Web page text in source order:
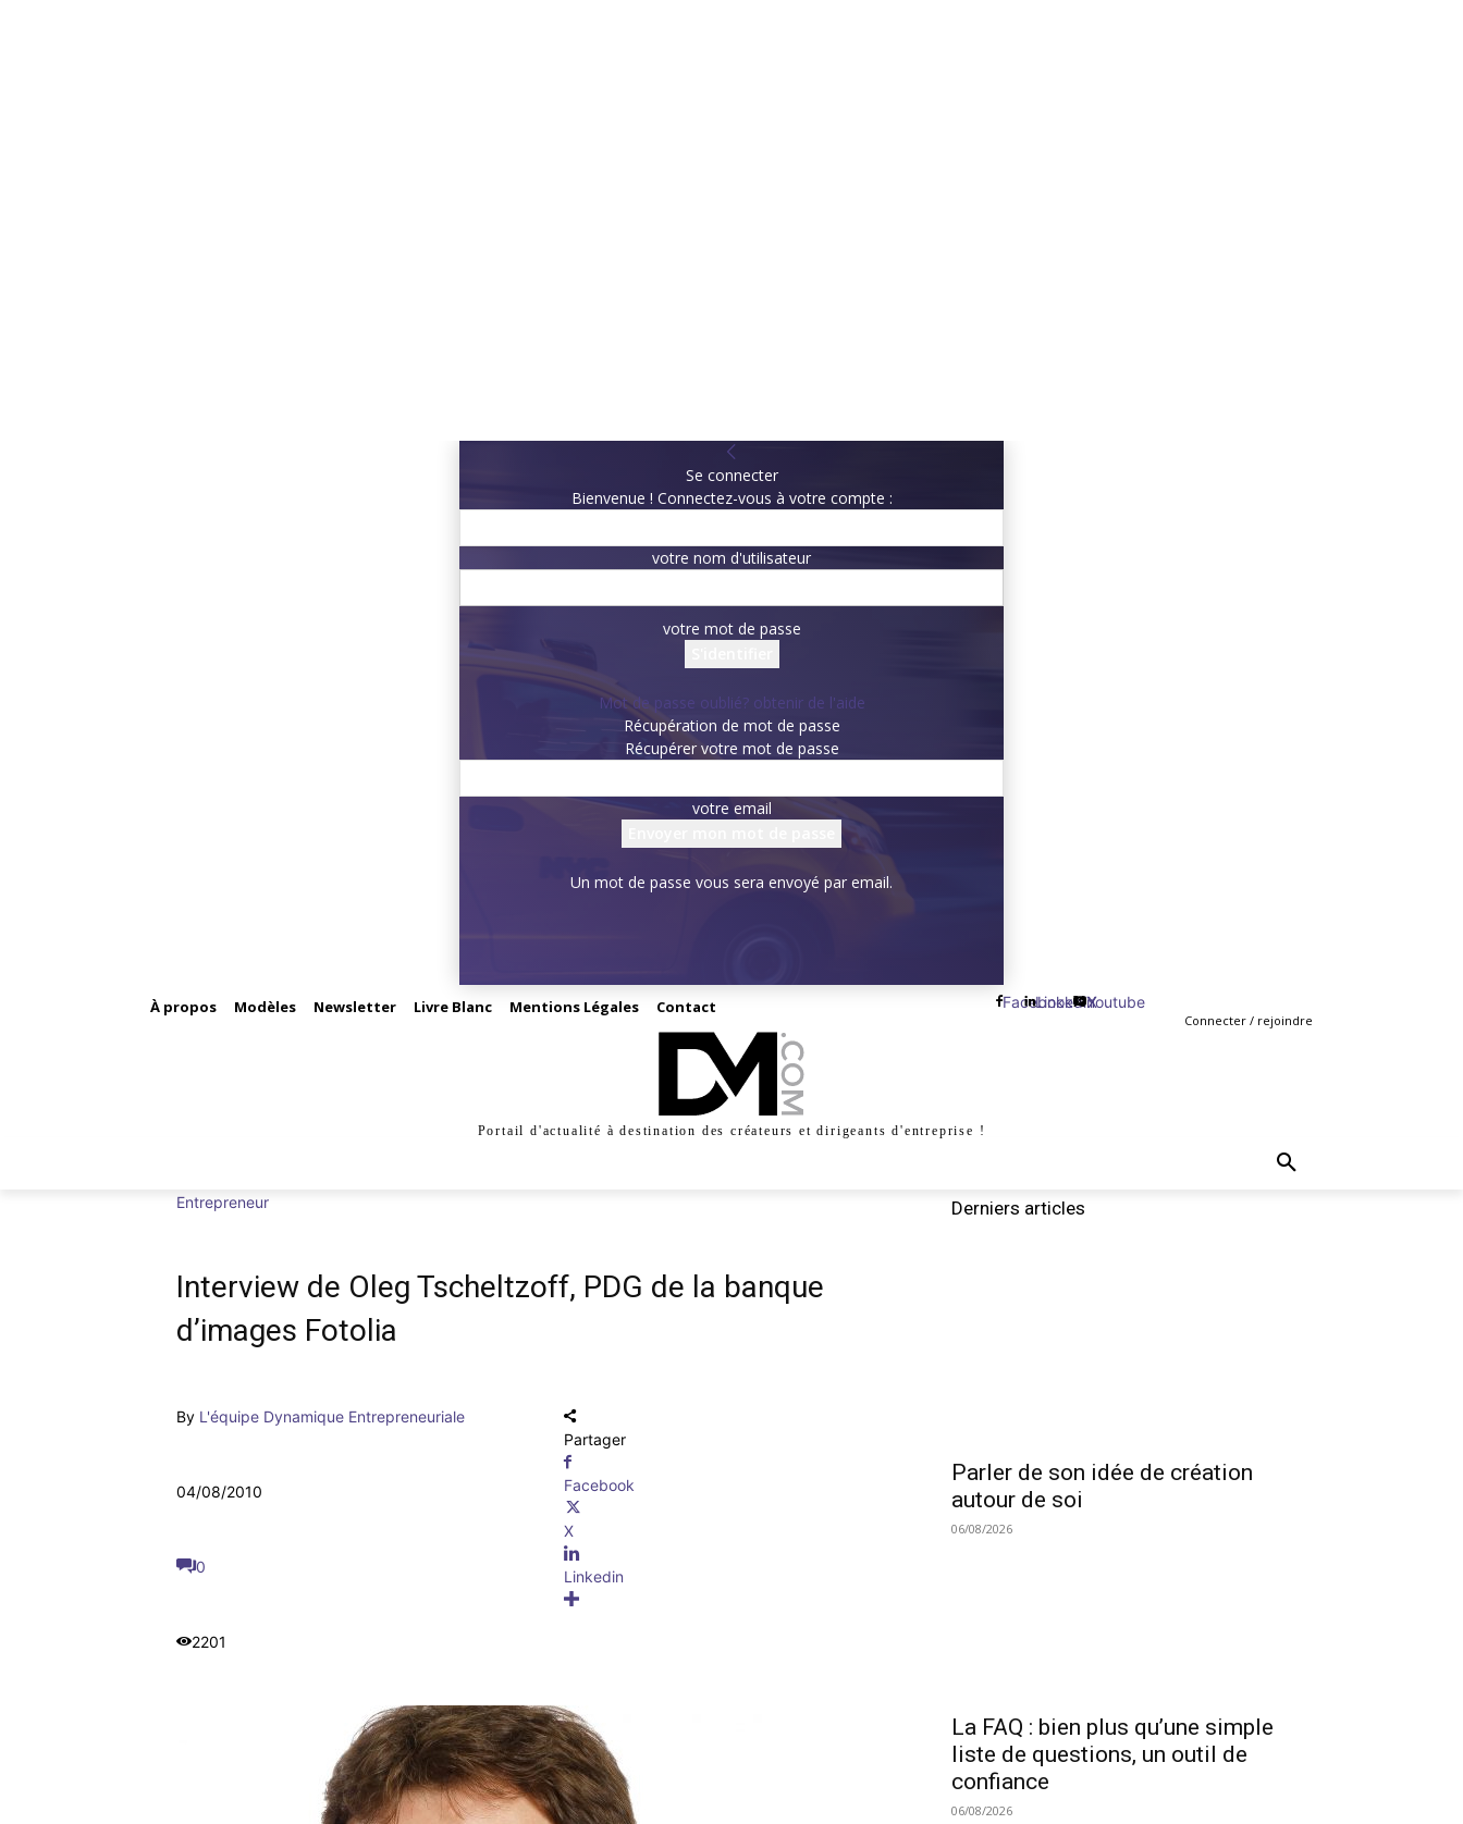
Se connecter
Bienvenue ! Connectez-vous à votre compte :
votre nom d'utilisateur
votre mot de passe
Mot de passe oublié? obtenir de l'aide
Récupération de mot de passe
Récupérer votre mot de passe
votre email
Un mot de passe vous sera envoyé par email.
À propos Modèles Newsletter Livre Blanc Mentions Légales Contact Facebook
Linkedin
X
Youtube
Connecter / rejoindre
Portail d'actualité à destination des créateurs et dirigeants d'entreprise !
Entrepreneur
Interview de Oleg Tscheltzoff, PDG de la banque
d’images Fotolia
By L'équipe Dynamique Entrepreneuriale
04/08/2010
0
2201
Partager
Facebook
X
Linkedin
Derniers articles
Parler de son idée de création
autour de soi
06/08/2026
La FAQ : bien plus qu’une simple
liste de questions, un outil de
confiance
06/08/2026